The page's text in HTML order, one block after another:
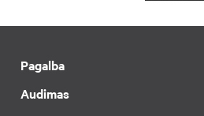
Pagalba
Audimas